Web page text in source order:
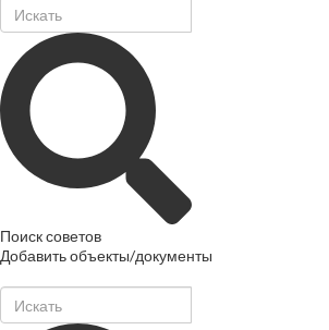
Поиск советов
Добавить объекты/документы